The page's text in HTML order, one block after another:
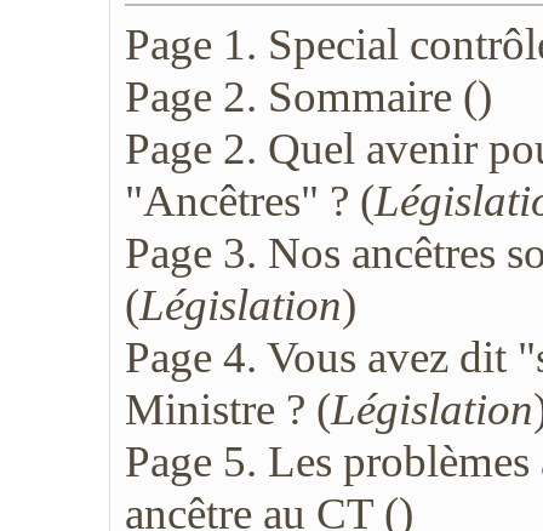
Page 1. Special
Page 2. Sommaire ()
Page 2. Quel avenir
"Ancêtres" ? (
Page 3. Nos ancêtres
(Législation)
Page 4. Vous avez dit
Ministre ? (Législation
Page 5. Les
ancêtre au CT ()